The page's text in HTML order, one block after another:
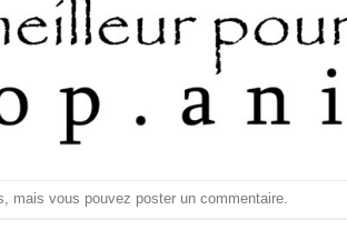
mais vous pouvez poster un commentaire.